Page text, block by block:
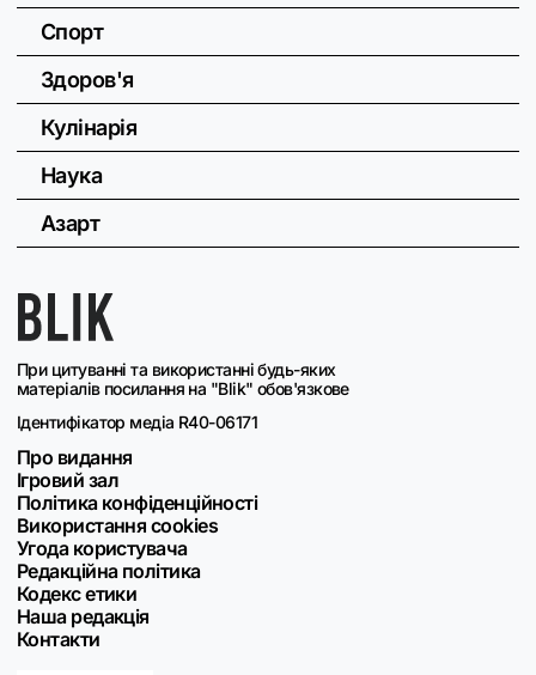
При цитуванні та використанні будь-яких
матеріалів посилання на "Blik" обов'язкове
Ідентифікатор медіа R40-06171
Про видання
Ігровий зал
Політика конфіденційності
Використання cookies
Угода користувача
Редакційна політика
Кодекс етики
Наша редакція
Контакти
Спорт
Здоров'я
Кулінарія
Наука
Азарт